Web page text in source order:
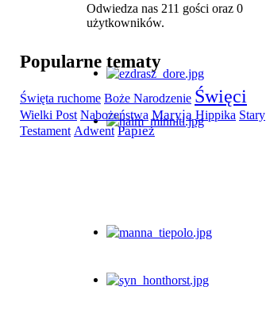
Odwiedza nas 211 gości oraz 0
użytkowników.
Popularne tematy
Święta ruchome Boże Narodzenie Święci
Wielki Post Nabożeństwa Maryja Hippika Stary
Testament Adwent Papież